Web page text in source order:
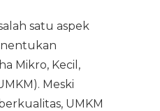
satu aspek
Mikro, Kecil,
Meski
UMKM